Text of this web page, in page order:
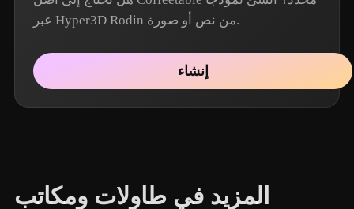
عبر Hyper3D Rodin من نص أو صورة.
إنشاء
المزيد في طاولات ومكاتب